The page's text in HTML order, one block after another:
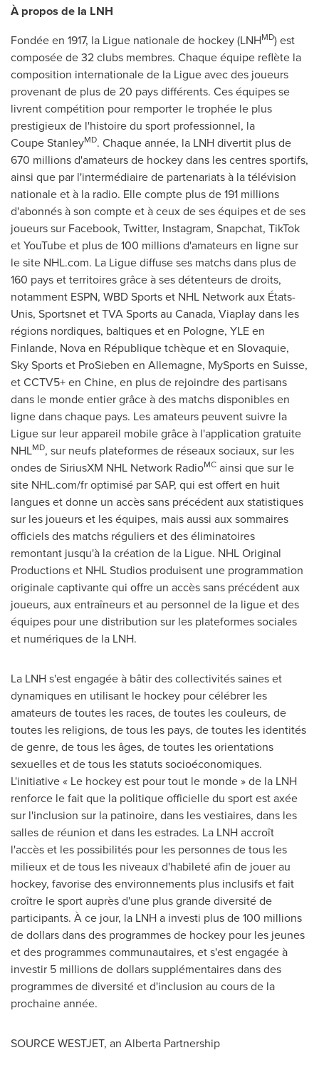
À propos de la LNH
Fondée en 1917, la Ligue nationale de hockey (LNHMD) est
composée de 32 clubs membres. Chaque équipe reflète la
composition internationale de la Ligue avec des joueurs
provenant de plus de 20 pays différents. Ces équipes se
livrent compétition pour remporter le trophée le plus
prestigieux de l'histoire du sport professionnel, la
Coupe StanleyMD. Chaque année, la LNH divertit plus de
670 millions d'amateurs de hockey dans les centres sportifs,
ainsi que par l'intermédiaire de partenariats à la télévision
nationale et à la radio. Elle compte plus de 191 millions
d'abonnés à son compte et à ceux de ses équipes et de ses
joueurs sur Facebook, Twitter, Instagram, Snapchat, TikTok
et YouTube et plus de 100 millions d'amateurs en ligne sur
le site NHL.com. La Ligue diffuse ses matchs dans plus de
160 pays et territoires grâce à ses détenteurs de droits,
notamment ESPN, WBD Sports et NHL Network aux États-
Unis, Sportsnet et TVA Sports au Canada, Viaplay dans les
régions nordiques, baltiques et en Pologne, YLE en
Finlande, Nova en République tchèque et en Slovaquie,
Sky Sports et ProSieben en Allemagne, MySports en Suisse,
et CCTV5+ en Chine, en plus de rejoindre des partisans
dans le monde entier grâce à des matchs disponibles en
ligne dans chaque pays. Les amateurs peuvent suivre la
Ligue sur leur appareil mobile grâce à l'application gratuite
NHLMD, sur neufs plateformes de réseaux sociaux, sur les
ondes de SiriusXM NHL Network RadioMC ainsi que sur le
site NHL.com/fr optimisé par SAP, qui est offert en huit
langues et donne un accès sans précédent aux statistiques
sur les joueurs et les équipes, mais aussi aux sommaires
officiels des matchs réguliers et des éliminatoires
remontant jusqu'à la création de la Ligue. NHL Original
Productions et NHL Studios produisent une programmation
originale captivante qui offre un accès sans précédent aux
joueurs, aux entraîneurs et au personnel de la ligue et des
équipes pour une distribution sur les plateformes sociales
et numériques de la LNH.
La LNH s'est engagée à bâtir des collectivités saines et
dynamiques en utilisant le hockey pour célébrer les
amateurs de toutes les races, de toutes les couleurs, de
toutes les religions, de tous les pays, de toutes les identités
de genre, de tous les âges, de toutes les orientations
sexuelles et de tous les statuts socioéconomiques.
L'initiative « Le hockey est pour tout le monde» de la LNH
renforce le fait que la politique officielle du sport est axée
sur l'inclusion sur la patinoire, dans les vestiaires, dans les
salles de réunion et dans les estrades. La LNH accroît
l'accès et les possibilités pour les personnes de tous les
milieux et de tous les niveaux d'habileté afin de jouer au
hockey, favorise des environnements plus inclusifs et fait
croître le sport auprès d'une plus grande diversité de
participants. À ce jour, la LNH a investi plus de 100 millions
de dollars dans des programmes de hockey pour les jeunes
et des programmes communautaires, et s'est engagée à
investir 5 millions de dollars supplémentaires dans des
programmes de diversité et d'inclusion au cours de la
prochaine année.
SOURCE WESTJET, an Alberta Partnership